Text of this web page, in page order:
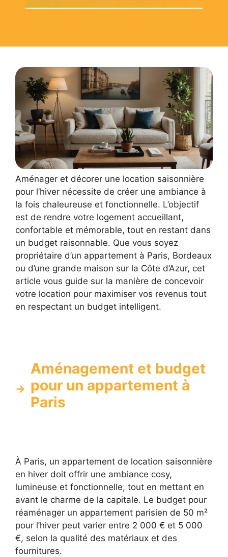
Aménager et décorer une location saisonnière
pour l’hiver nécessite de créer une ambiance à
la fois chaleureuse et fonctionnelle. L’objectif
est de rendre votre logement accueillant,
confortable et mémorable, tout en restant dans
un budget raisonnable. Que vous soyez
propriétaire d’un appartement à Paris, Bordeaux
ou d’une grande maison sur la Côte d’Azur, cet
article vous guide sur la manière de concevoir
votre location pour maximiser vos revenus tout
en respectant un budget intelligent.
Aménagement et budget
pour un appartement à
Paris
À Paris, un appartement de location saisonnière
en hiver doit offrir une ambiance cosy,
lumineuse et fonctionnelle, tout en mettant en
avant le charme de la capitale. Le budget pour
réaménager un appartement parisien de 50 m²
pour l’hiver peut varier entre 2 000 € et 5 000
€, selon la qualité des matériaux et des
fournitures.